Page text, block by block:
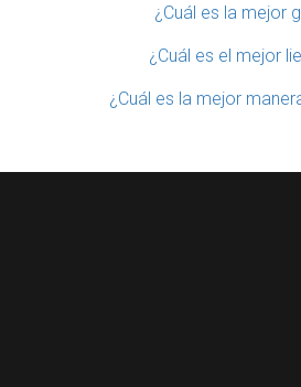
¿Cuál es la mejor
¿Cuál es el mejor
¿Cuál es la mejor